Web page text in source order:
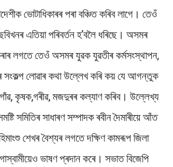
ভোটাধিকাৰৰ পৰা বঞ্চিত কৰিব লাগে। তেওঁ
এতিয়া পৰিবৰ্তন হ’বলৈ ধৰিছে। অসমৰ
লগতে তেওঁ অসমৰ যুৱক যুৱতীৰ কৰ্মসংস্থাপন,
সংকল্প লোৱাৰ কথা উল্লেখ কৰি কয় যে আগন্তুক
কৃষক,গৰীৱ, মজদুৰৰ কল্যাণ কৰিব। উল্লেখ্য
সমিতিৰ সাধাৰণ সম্পাদক ৰবীন দৈমাৰীয়ে আঁত
শেখৰ বৈশ্যৰ লগতে দক্ষিণ কামৰূপ জিলা
ভাষণ প্ৰদান কৰে। সভাত বিজেপি